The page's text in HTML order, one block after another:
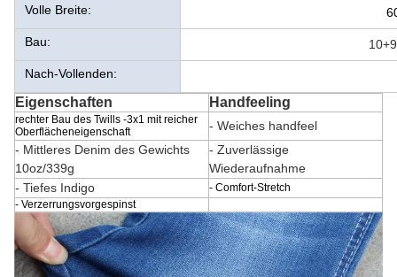
Volle Breite:
Bau:
Nach-Vollenden:
Eigenschaften Handfeeling
rechter Bau des Twills -3x1 mit reicher
Oberflächeneigenschaft
- Weiches handfeel
- Mittleres Denim des Gewichts
10oz/339g
- Zuverlässige
Wiederaufnahme
- Tiefes Indigo
- Comfort-Stretch
- Verzerrungsvorgespinst